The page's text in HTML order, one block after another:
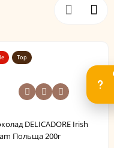
Top
DELICADORE Irish
Польща 200г